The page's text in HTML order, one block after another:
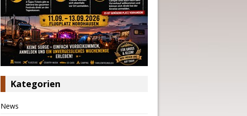
Kategorien
News